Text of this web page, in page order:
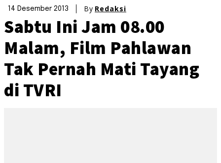
14 Desember 2013 By Redaksi
Sabtu Ini Jam 08.00
Malam, Film Pahlawan
Tak Pernah Mati Tayang
di TVRI